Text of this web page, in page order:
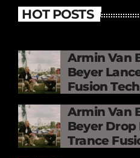
HOT POSTS
Armin Van
Beyer
Fusion
Mercy »
Armin Van
Beyer Drop
Trance